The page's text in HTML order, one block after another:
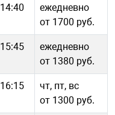
14:40
ежедневно
от 1700 руб.
15:45
ежедневно
от 1380 руб.
16:15
чт, пт, вс
от 1300 руб.